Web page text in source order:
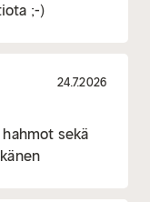
;-)
24.7.2026
sekä